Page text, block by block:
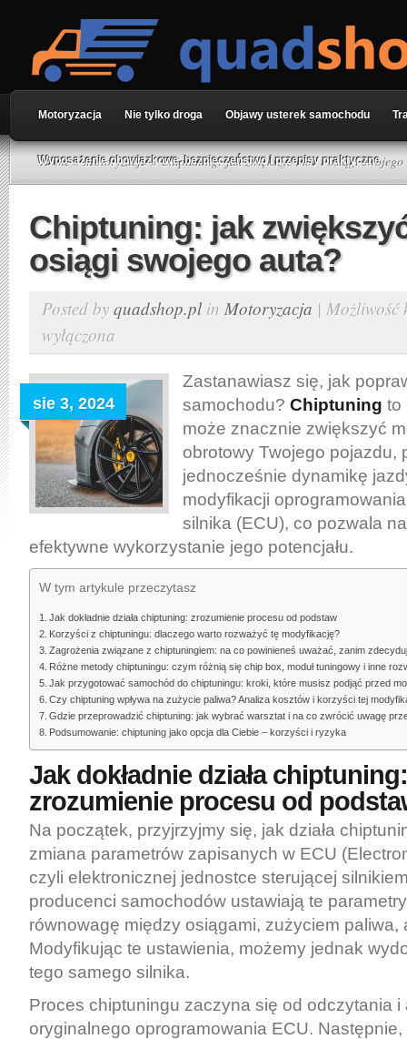
Motoryzacja Nie tylko droga Objawy usterek samochodu
Wyposażenie obowiązkowe, bezpieczeństwo i przepisy praktyczne
Home»Motoryzacja» Chiptuning: jak zwiększyć moc i osiągi swojego
Chiptuning: jak
osiągi swojego auta?
Posted by quadshop.plin Motoryzacja | Możliwość
wyłączona
sie 3, 2024
Zastanawiasz się, jak
samochodu? Chiptuning to
może znacznie zwiększyć
obrotowy Twojego pojazdu,
jednocześnie dynamikę
modyfikacji
silnika (ECU), co pozwala
efektywne wykorzystanie jego potencjału.
W tym artykule przeczytasz
Jak dokładnie działa chiptuning: zrozumienie procesu od podstaw
Korzyści z chiptuningu: dlaczego warto rozważyć tę modyfikację?
Zagrożenia związane z chiptuningiem: na co powinieneś uważać, zanim
Różne metody chiptuningu: czym różnią się chip box, moduł tuningowy i inne
Jak przygotować samochód do chiptuningu: kroki, które musisz podjąć przed
Czy chiptuning wpływa na zużycie paliwa? Analiza kosztów i korzyści tej
Gdzie przeprowadzić chiptuning: jak wybrać warsztat i na co zwrócić uwagę
Podsumowanie: chiptuning jako opcja dla Ciebie – korzyści i ryzyka
Jak dokładnie działa chiptuning:
zrozumienie procesu od
Na początek, przyjrzyjmy się, jak działa
zmiana parametrów zapisanych w ECU
czyli elektronicznej jednostce sterującej
producenci samochodów ustawiają te
równowagę między osiągami, zużyciem paliwa,
Modyfikując te ustawienia, możemy jednak
tego samego silnika.
Proces chiptuningu zaczyna się od odczytania i
oryginalnego oprogramowania ECU.